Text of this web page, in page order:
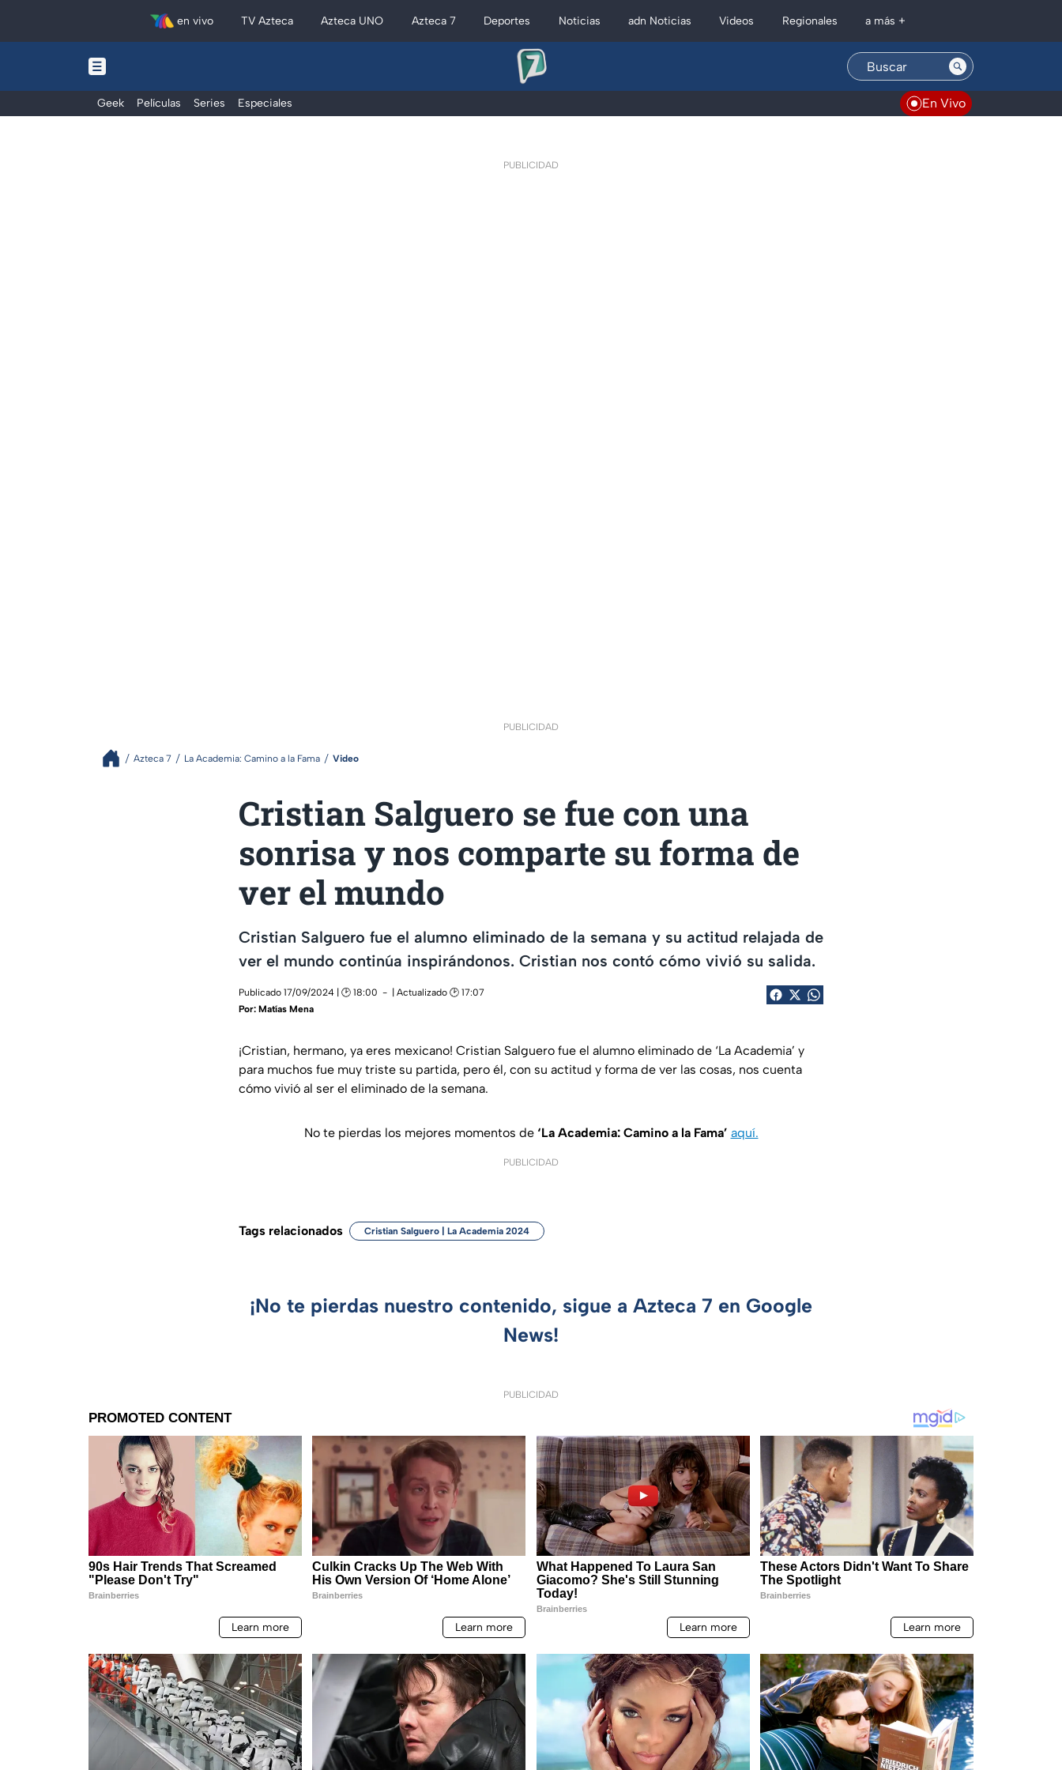
en vivo TV Azteca Azteca UNO Azteca 7 Deportes Noticias adn Noticias Videos Regionales a más +
Geek Películas Series Especiales En Vivo
PUBLICIDAD
PUBLICIDAD
Azteca 7 La Academia: Camino a la Fama Video
Cristian Salguero se fue con una
sonrisa y nos comparte su forma de
ver el mundo
Cristian Salguero fue el alumno eliminado de la semana y su actitud relajada de
ver el mundo continúa inspirándonos. Cristian nos contó cómo vivió su salida.
Publicado 17/09/2024 | 🕑 18:00
| Actualizado 🕑 17:07
Por: Matías Mena
¡Cristian, hermano, ya eres mexicano! Cristian Salguero fue el alumno eliminado de ‘La Academia’ y
para muchos fue muy triste su partida, pero él, con su actitud y forma de ver las cosas, nos cuenta
cómo vivió al ser el eliminado de la semana.
No te pierdas los mejores momentos de ‘La Academia: Camino a la Fama’ aquí.
PUBLICIDAD
Tags relacionados Cristian Salguero | La Academia 2024
¡No te pierdas nuestro contenido, sigue a Azteca 7 en Google
News!
PUBLICIDAD